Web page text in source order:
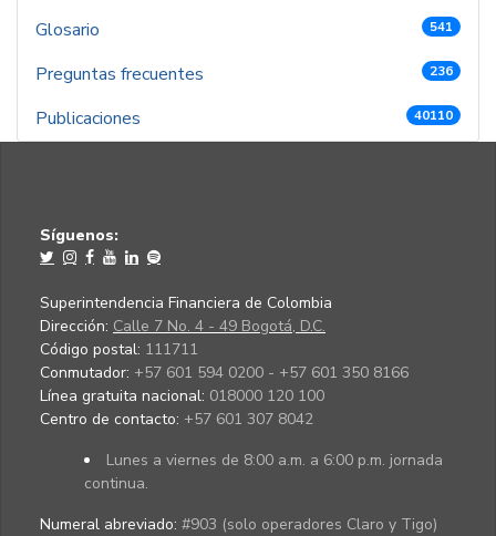
Glosario 541
Preguntas frecuentes 236
Publicaciones 40110
Síguenos:
Superintendencia Financiera de Colombia
Dirección: Calle 7 No. 4 - 49 Bogotá, D.C.
Código postal: 111711
Conmutador: +57 601 594 0200 - +57 601 350 8166
Línea gratuita nacional: 018000 120 100
Centro de contacto: +57 601 307 8042
Lunes a viernes de 8:00 a.m. a 6:00 p.m. jornada
continua.
Numeral abreviado: #903 (solo operadores Claro y Tigo)